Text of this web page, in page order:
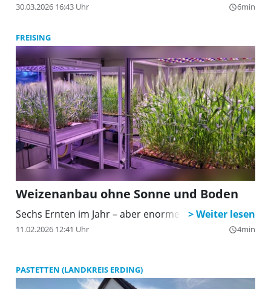
30.03.2026 16:43 Uhr query_builder6min
FREISING
Weizenanbau ohne Sonne und Boden
Sechs Ernten im Jahr – aber enorme Energiekosten
11.02.2026 12:41 Uhr query_builder4min
PASTETTEN (LANDKREIS ERDING)